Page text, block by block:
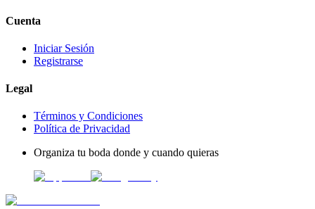
Cuenta
Iniciar Sesión
Registrarse
Legal
Términos y Condiciones
Política de Privacidad
Organiza tu boda donde y cuando quieras